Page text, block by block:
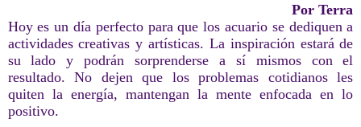
Por Terra
Hoy es un día perfecto para que los acuario se dediquen a
actividades creativas y artísticas. La inspiración estará de
su lado y podrán sorprenderse a sí mismos con el
resultado. No dejen que los problemas cotidianos les
quiten la energía, mantengan la mente enfocada en lo
positivo.